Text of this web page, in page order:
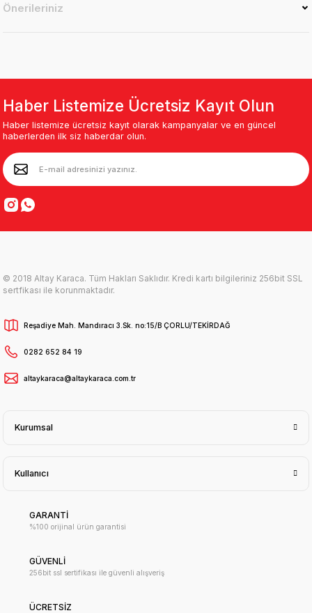
Önerileriniz
Haber Listemize Ücretsiz Kayıt Olun
Haber listemize ücretsiz kayıt olarak kampanyalar ve en güncel
haberlerden ilk siz haberdar olun.
© 2018 Altay Karaca. Tüm Hakları Saklıdır. Kredi kartı bilgileriniz 256bit SSL
sertfikası ile korunmaktadır.
Reşadiye Mah. Mandıracı 3.Sk. no:15/B ÇORLU/TEKİRDAĞ
0282 652 84 19
altaykaraca@altaykaraca.com.tr
Kurumsal
Kullanıcı
GARANTİ
%100 orijinal ürün garantisi
GÜVENLİ
256bit ssl sertifikası ile güvenli alışveriş
ÜCRETSİZ